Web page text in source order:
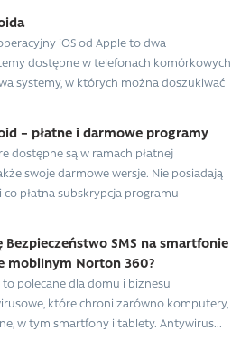
iOS od Apple to dwa
dostępne w telefonach komórkowych
systemy, w których można doszukiwać
– płatne i darmowe programy
dostępne są w ramach płatnej
swoje darmowe wersje. Nie posiadają
płatna subskrypcja programu
Bezpieczeństwo SMS na smartfonie
mobilnym Norton 360?
polecane dla domu i biznesu
które chroni zarówno komputery,
w tym smartfony i tablety. Antywirus...